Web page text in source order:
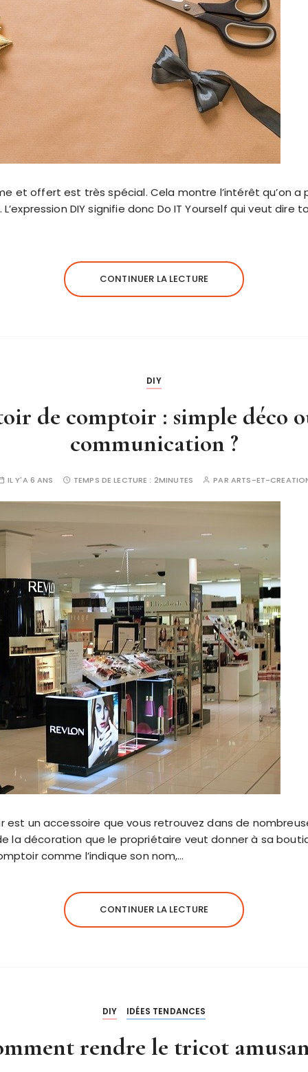
et offert est très spécial. Cela montre l’intérêt qu’on
L’expression DIY signifie donc Do IT Yourself qui veut
CONTINUER LA LECTURE
DIY
de comptoir : simple déco
communication ?
IL Y'A 6 ANS TEMPS DE LECTURE : 2MINUTES PAR ARTS-ET-
un accessoire que vous retrouvez dans de
la décoration que le propriétaire veut donner à sa
comme l’indique son nom,…
CONTINUER LA LECTURE
DIY IDÉES TENDANCES
rendre le tricot